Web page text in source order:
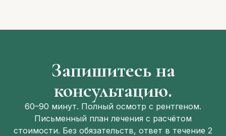
Запишитесь на
консультацию.
60–90 минут. Полный осмотр с рентгеном.
Письменный план лечения с расчётом
стоимости. Без обязательств, ответ в течение 2